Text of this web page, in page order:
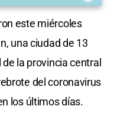
este miércoles
una ciudad de 13
la provincia central
del coronavirus
los últimos días.